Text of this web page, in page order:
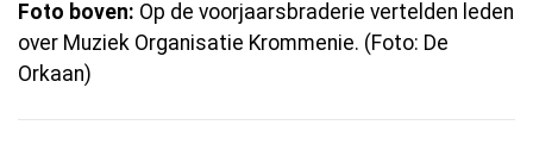
Foto boven: Op de voorjaarsbraderie vertelden leden
over Muziek Organisatie Krommenie. (Foto: De
Orkaan)